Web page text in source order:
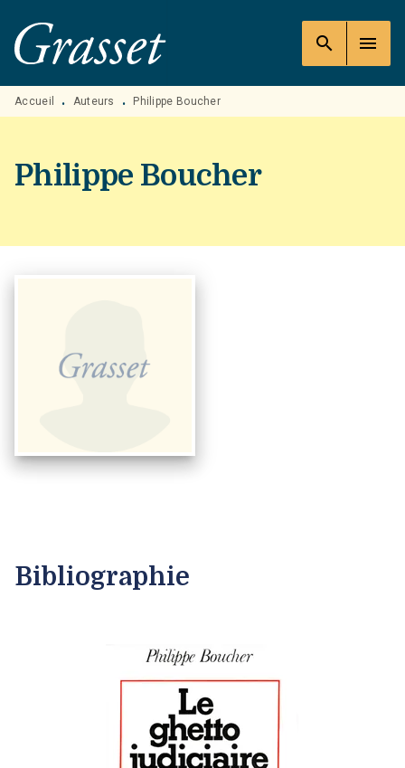
MENU RECHERCHE
PIED DE PAGE
search menu
Accueil • Auteurs • Philippe Boucher
Philippe Boucher
Bibliographie